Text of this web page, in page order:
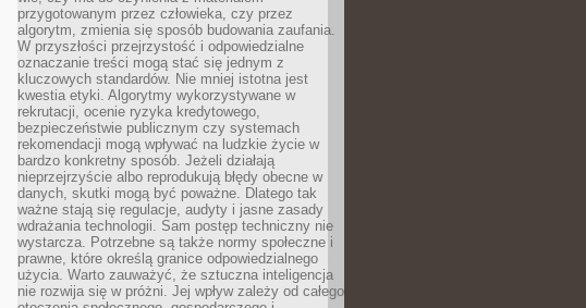
przygotowanym przez człowieka, czy przez
algorytm, zmienia się sposób budowania zaufania.
W przyszłości przejrzystość i odpowiedzialne
oznaczanie treści mogą stać się jednym z
kluczowych standardów. Nie mniej istotna jest
kwestia etyki. Algorytmy wykorzystywane w
rekrutacji, ocenie ryzyka kredytowego,
bezpieczeństwie publicznym czy systemach
rekomendacji mogą wpływać na ludzkie życie w
bardzo konkretny sposób. Jeżeli działają
nieprzejrzyście albo reprodukują błędy obecne w
danych, skutki mogą być poważne. Dlatego tak
ważne stają się regulacje, audyty i jasne zasady
wdrażania technologii. Sam postęp techniczny nie
wystarcza. Potrzebne są także normy społeczne i
prawne, które określą granice odpowiedzialnego
użycia. Warto zauważyć, że sztuczna inteligencja
nie rozwija się w próżni. Jej wpływ zależy od całego